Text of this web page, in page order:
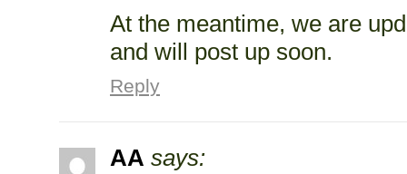
At the meantime, we are
and will post up soon.
Reply
AA says: